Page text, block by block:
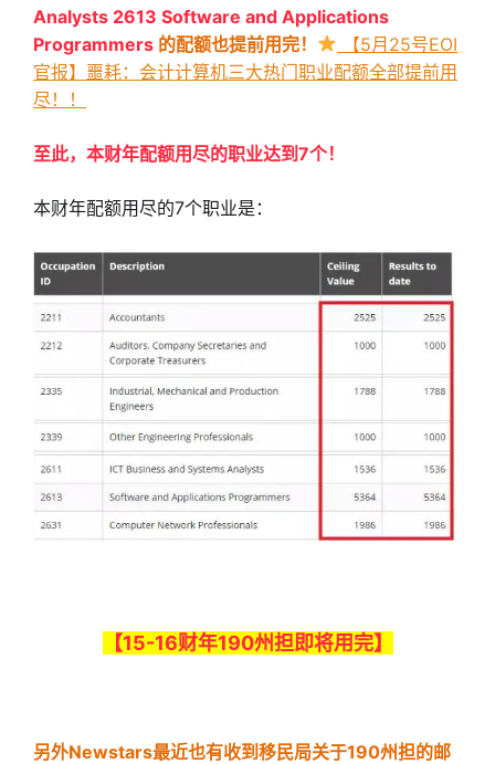
Analysts 2613 Software and Applications
Programmers 的配额也提前用完！
【5月25号EOI
官报】噩耗：会计计算机三大热门职业配额全部提前用
尽！！
至此， 本财年配额用尽的职业达到7个！
本财年配额用尽的7个职业是：
【15-16财年190州担即将用完】
另外Newstars最近也有收到移民局关于190州担的邮